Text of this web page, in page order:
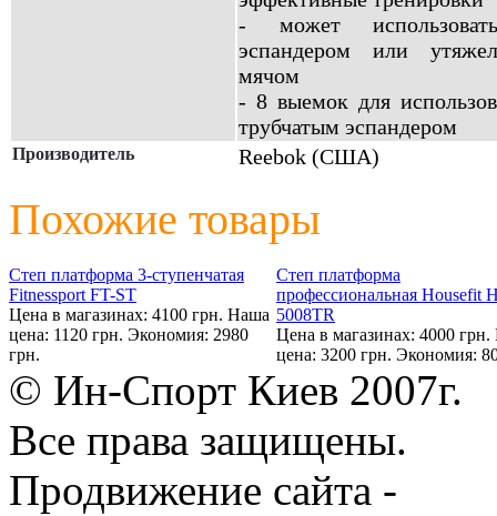
- может
эспандером или
мячом
- 8 выемок для
трубчатым эспандером
Производитель Reebok (США)
Похожие товары
Степ платформа 3-ступенчатая
Fitnessport FT-ST
Цена в магазинах: 4100 грн. Наша
цена: 1120 грн. Экономия: 2980
грн.
Степ платформа
профессиональная Housefit
5008TR
Цена в магазинах: 4000 грн.
цена: 3200 грн. Экономия:
© Ин-Спорт Киев 2007г.
Все права защищены.
Продвижение сайта -